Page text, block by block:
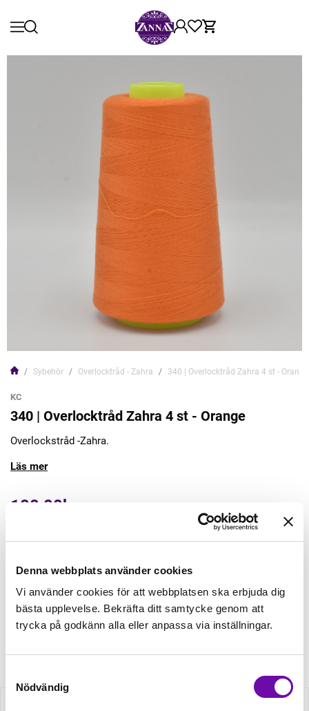
Denna webbplats använder cookies
Vi använder cookies för att webbplatsen ska erbjuda dig
bästa upplevelse. Bekräfta ditt samtycke genom att
trycka på godkänn alla eller anpassa via inställningar.
Nödvändig
Sybehör Overlocktråd - Zahra 340 | Overlocktråd Zahra 4 st - Orange
KC
340 | Overlocktråd Zahra 4 st - Orange
Overlockstråd -Zahra.
Läs mer
100,00kr
Lägg till varukorgen
Finns i lager
Minsta beställning: 1 st